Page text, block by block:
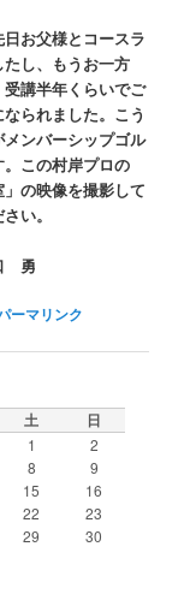
お父様とコースラ
し、もうお一方
講半年くらいでご
られました。こう
ンバーシップゴル
この村岸プロの
の映像を撮影して
い。
勇
ーマリンク
土 日
1
2
8
9
15
16
22
23
29
30